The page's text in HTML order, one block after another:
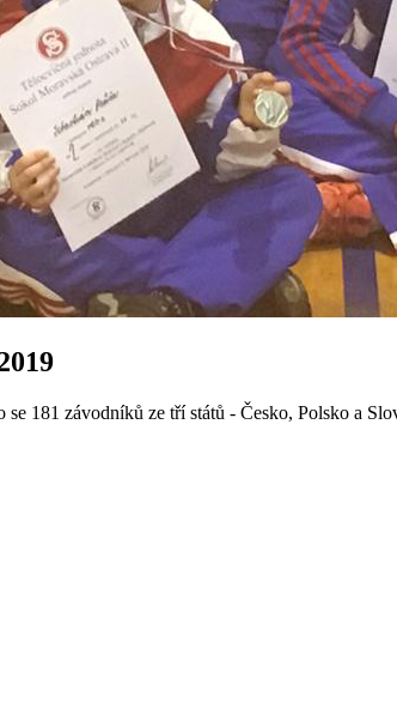
181 závodníků ze tří států - Česko, Polsko a